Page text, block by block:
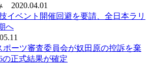
2020.04.01
イベント開催回避を要請、全日本ラリ
へ
ポーツ審査委員会が奴田原の控訴を棄
の正式結果が確定